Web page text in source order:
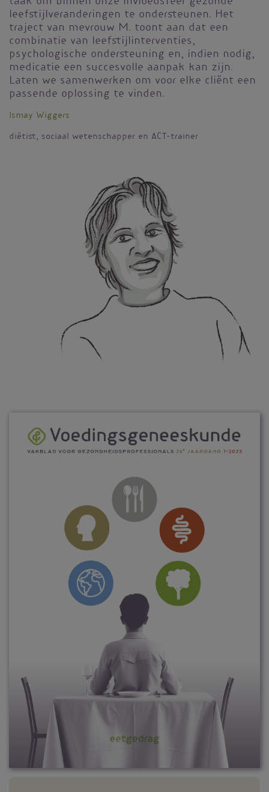
taak om binnen onze invloedsfeer gezonde
leefstijlveranderingen te ondersteunen. Het
traject van mevrouw M. toont aan dat een
combinatie van leefstijlinterventies,
psychologische ondersteuning en, indien nodig,
medicatie een succesvolle aanpak kan zijn.
Laten we samenwerken om voor elke cliënt een
passende oplossing te vinden.
Ismay Wiggers
diëtist, sociaal wetenschapper en ACT-trainer